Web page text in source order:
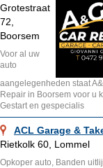
Grotestraat
72,
Boorsem
Voor al uw
auto
aangelegenheden staat
Repair in Boorsem voor u
Gestart en gespecialis
ACL Garage &
Rietkolk 60, Lommel
Opkoper auto, Banden